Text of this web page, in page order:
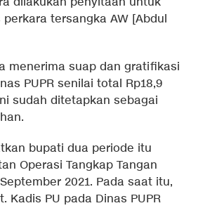
tersangka AW [Abdul
menerima suap dan gratifikasi
PUPR senilai total Rp18,9
sudah ditetapkan sebagai
bupati dua periode itu
Operasi Tangkap Tangan
2021. Pada saat itu,
Kadis PU pada Dinas PUPR